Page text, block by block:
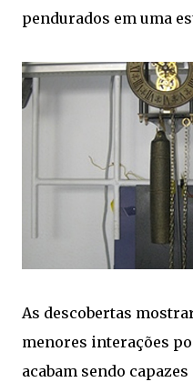
pendurados em uma
As descobertas
menores interações
acabam sendo